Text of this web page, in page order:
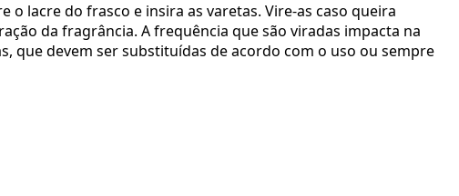
o lacre do frasco e insira as varetas. Vire-as caso queira
da fragrância. A frequência que são viradas impacta na
que devem ser substituídas de acordo com o uso ou sempre